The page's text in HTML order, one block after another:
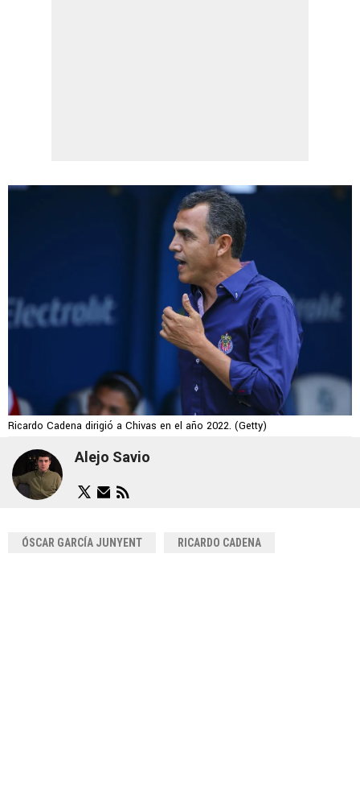
Ricardo Cadena dirigió a Chivas en el año 2022. (Getty)
Alejo Savio
ÓSCAR GARCÍA JUNYENT RICARDO CADENA